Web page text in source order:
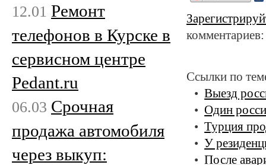
Ссылки по
Выезд
Один
Турция
У
После
12.01 Ремонт
телефонов в Курске в
сервисном центре
Pedant.ru
06.03 Срочная
продажа автомобиля
через выкуп: